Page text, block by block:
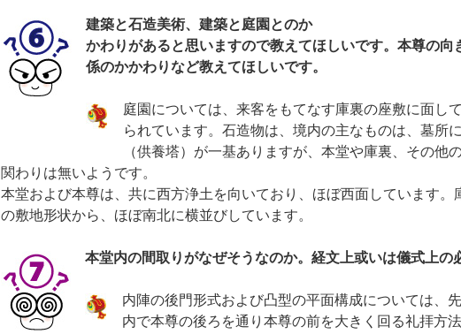
建築と石造美術、建築と庭園とのか
かわりがあると思いますので教えてほしいです。本尊の向
係のかかわりなど教えてほしいです。
庭園については、来客をもてなす庫裏の座敷に面し
られています。石造物は、境内の主なものは、墓所
（供養塔）が一基ありますが、本堂や庫裏、その他
関わりは無いようです。
本堂および本尊は、共に西方浄土を向いており、ほぼ西面しています。
の敷地形状から、ほぼ南北に横並びしています。
本堂内の間取りがなぜそうなのか。経文上或いは儀式上の
内陣の後門形式および凸型の平面構成については、
内で本尊の後ろを通り本尊の前を大きく回る礼拝方